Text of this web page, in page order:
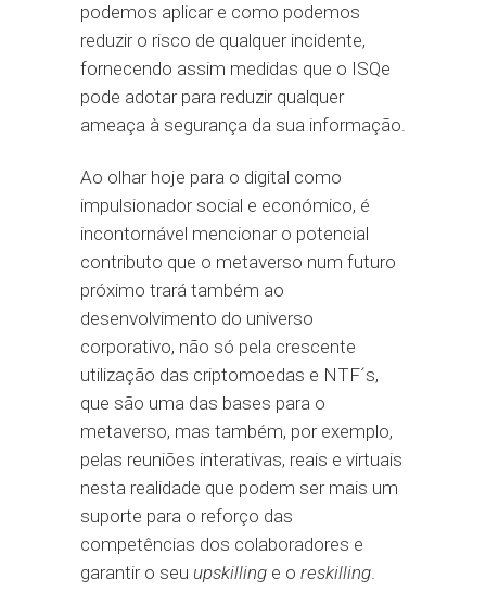
podemos aplicar e como podemos
reduzir o risco de qualquer incidente,
fornecendo assim medidas que o ISQe
pode adotar para reduzir qualquer
ameaça à segurança da sua informação.
Ao olhar hoje para o digital como
impulsionador social e económico, é
incontornável mencionar o potencial
contributo que o metaverso num futuro
próximo trará também ao
desenvolvimento do universo
corporativo, não só pela crescente
utilização das criptomoedas e NTF´s,
que são uma das bases para o
metaverso, mas também, por exemplo,
pelas reuniões interativas, reais e virtuais
nesta realidade que podem ser mais um
suporte para o reforço das
competências dos colaboradores e
garantir o seu upskilling e o reskilling.